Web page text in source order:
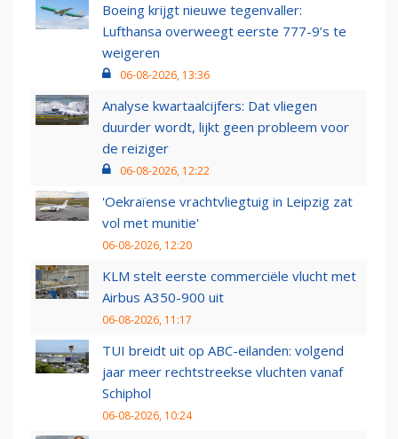
Boeing krijgt nieuwe tegenvaller:
Lufthansa overweegt eerste 777-9’s te
weigeren
06-08-2026, 13:36
Analyse kwartaalcijfers: Dat vliegen
duurder wordt, lijkt geen probleem voor
de reiziger
06-08-2026, 12:22
'Oekraïense vrachtvliegtuig in Leipzig zat
vol met munitie'
06-08-2026, 12:20
KLM stelt eerste commerciële vlucht met
Airbus A350-900 uit
06-08-2026, 11:17
TUI breidt uit op ABC-eilanden: volgend
jaar meer rechtstreekse vluchten vanaf
Schiphol
06-08-2026, 10:24